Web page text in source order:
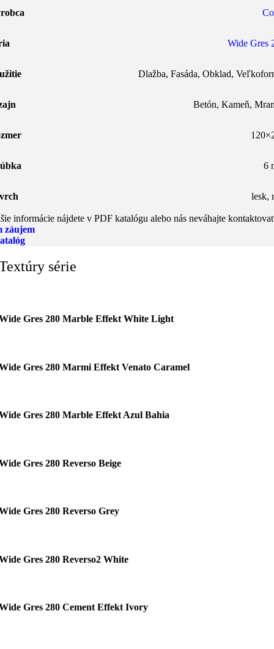
Wide Gres
Dlažba, Fasáda, Obklad,
Betón, Kameň,
6
lesk,
informácie nájdete v PDF katalógu alebo nás neváhajte
záujem
série
Gres 280 Marble Effekt White Light
Gres 280 Marmi Effekt Venato Caramel
Gres 280 Marble Effekt Azul Bahia
Gres 280 Reverso Beige
Gres 280 Reverso Grey
Gres 280 Reverso2 White
Gres 280 Cement Effekt Ivory